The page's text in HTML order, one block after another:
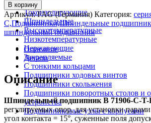
Токоизолирующие
Шпиндельные
Высокотемпературные
Низкотемпературные
Нержавеющие
Закрепляемые
С тонкими кольцами
Подшипники ходовых винтов
Подшипники скольжения
Подшипники поворотных столов и
устройства
Подшипниковые узлы с корпусами
В корзину
Артикул:FAG (Германия) Категория:
С,Подшипники,Шпиндельные
шпиндельный подшипник
Описание
Детали
Описание
Шпиндельный подшипник B 71906-С-T-
регулируемых опор, для установки
угол контакта = 15°, суженные поля